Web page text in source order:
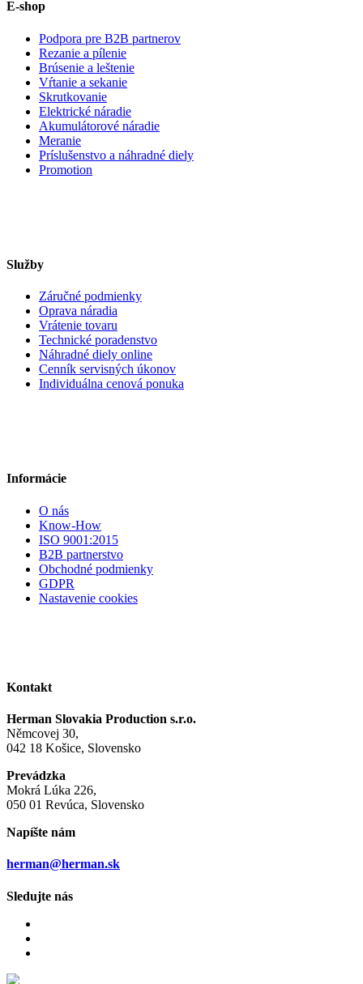
E-shop
Podpora pre B2B partnerov
Rezanie a pílenie
Brúsenie a leštenie
Vŕtanie a sekanie
Skrutkovanie
Elektrické náradie
Akumulátorové náradie
Meranie
Príslušenstvo a náhradné diely
Promotion
Služby
Záručné podmienky
Oprava náradia
Vrátenie tovaru
Technické poradenstvo
Náhradné diely online
Cenník servisných úkonov
Individuálna cenová ponuka
Informácie
O nás
Know-How
ISO 9001:2015
B2B partnerstvo
Obchodné podmienky
GDPR
Nastavenie cookies
Kontakt
Herman Slovakia Production s.r.o.
Němcovej 30,
042 18 Košice, Slovensko
Prevádzka
Mokrá Lúka 226,
050 01 Revúca, Slovensko
Napíšte nám
herman@herman.sk
Sledujte nás